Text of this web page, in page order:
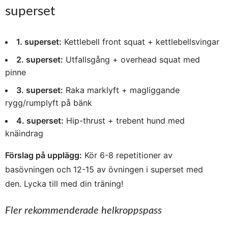
superset
1. superset: Kettlebell front squat + kettlebellsvingar
2. superset: Utfallsgång + overhead squat med
pinne
3. superset: Raka marklyft + magliggande
rygg/rumplyft på bänk
4. superset: Hip-thrust + trebent hund med
knäindrag
Förslag på upplägg: Kör 6-8 repetitioner av
basövningen och 12-15 av övningen i superset med
den. Lycka till med din träning!
Fler rekommenderade helkroppspass